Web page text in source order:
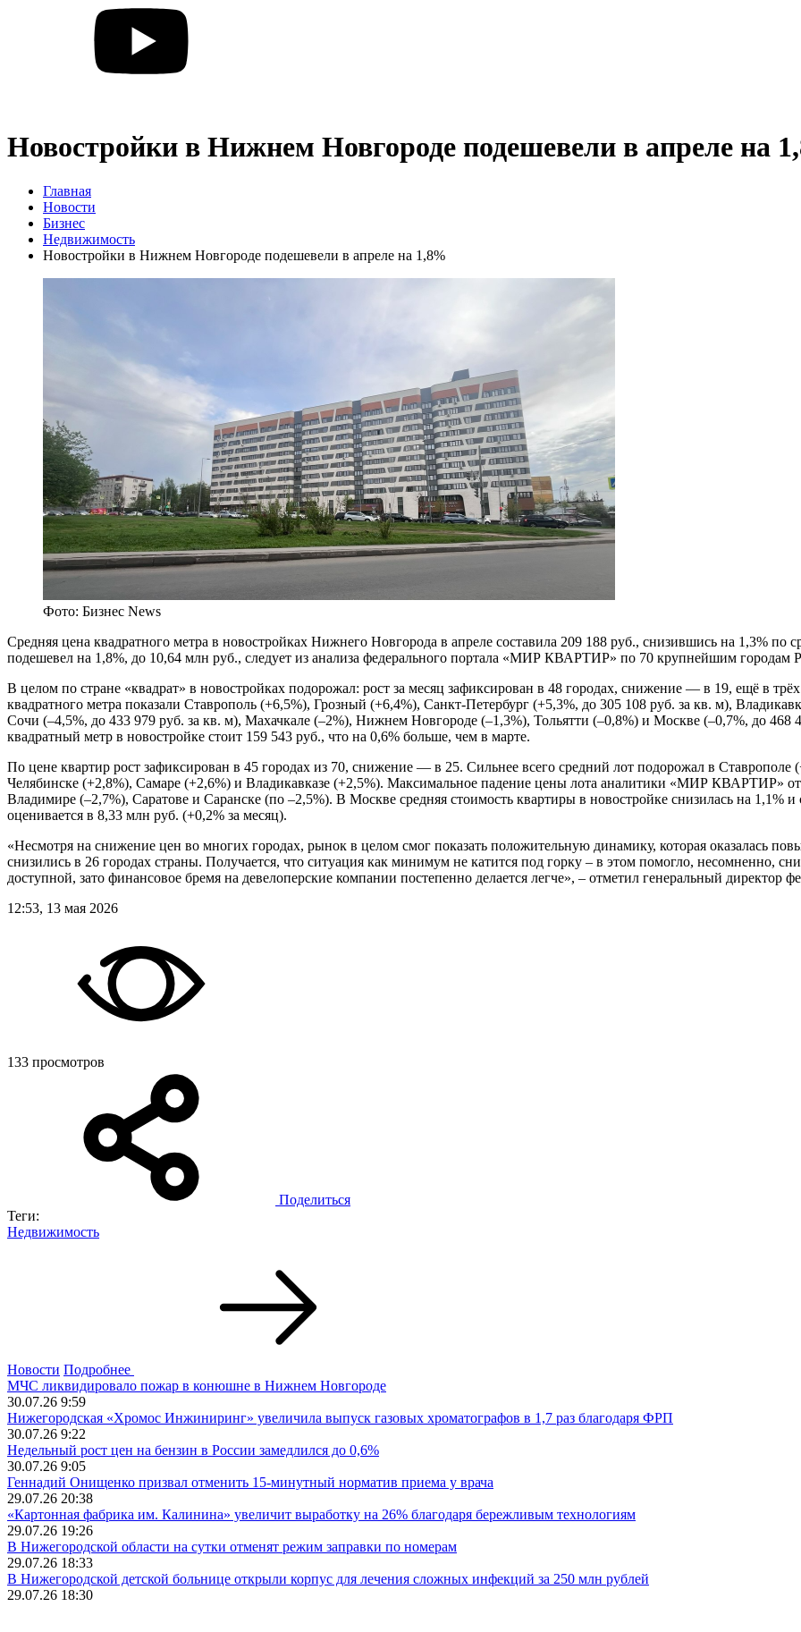
Новостройки в Нижнем Новгороде подешевели в апреле на
Главная
Новости
Бизнес
Недвижимость
Новостройки в Нижнем Новгороде подешевели в апреле на 1,8%
Фото: Бизнес News
Средняя цена квадратного метра в новостройках Нижнего Новгорода в апреле составила 209 188 руб., снизившись на 1,3%
подешевел на 1,8%, до 10,64 млн руб., следует из анализа федерального портала «МИР КВАРТИР» по 70 крупнейшим городам
В целом по стране «квадрат» в новостройках подорожал: рост за месяц зафиксирован в 48 городах, снижение — в 19, ещё в
квадратного метра показали Ставрополь (+6,5%), Грозный (+6,4%), Санкт‑Петербург (+5,3%, до 305 108 руб. за кв. м),
Сочи (–4,5%, до 433 979 руб. за кв. м), Махачкале (–2%), Нижнем Новгороде (–1,3%), Тольятти (–0,8%) и Москве (–0,7%, до 468
квадратный метр в новостройке стоит 159 543 руб., что на 0,6% больше, чем в марте.
По цене квартир рост зафиксирован в 45 городах из 70, снижение — в 25. Сильнее всего средний лот подорожал в Ставрополе
Челябинске (+2,8%), Самаре (+2,6%) и Владикавказе (+2,5%). Максимальное падение цены лота аналитики «МИР КВАРТИР»
Владимире (–2,7%), Саратове и Саранске (по –2,5%). В Москве средняя стоимость квартиры в новостройке снизилась на 1,1%
оценивается в 8,33 млн руб. (+0,2% за месяц).
«Несмотря на снижение цен во многих городах, рынок в целом смог показать положительную динамику, которая оказалась
снизились в 26 городах страны. Получается, что ситуация как минимум не катится под горку – в этом помогло, несомненно,
доступной, зато финансовое бремя на девелоперские компании постепенно делается легче», – отметил генеральный
12:53, 13 мая 2026
133 просмотров
Поделиться
Теги:
Недвижимость
Новости Подробнее
МЧС ликвидировало пожар в конюшне в Нижнем Новгороде
30.07.26 9:59
Нижегородская «Хромос Инжиниринг» увеличила выпуск газовых хроматографов в 1,7 раз благодаря ФРП
30.07.26 9:22
Недельный рост цен на бензин в России замедлился до 0,6%
30.07.26 9:05
Геннадий Онищенко призвал отменить 15-минутный норматив приема у врача
29.07.26 20:38
«Картонная фабрика им. Калинина» увеличит выработку на 26% благодаря бережливым технологиям
29.07.26 19:26
В Нижегородской области на сутки отменят режим заправки по номерам
29.07.26 18:33
В Нижегородской детской больнице открыли корпус для лечения сложных инфекций за 250 млн рублей
29.07.26 18:30